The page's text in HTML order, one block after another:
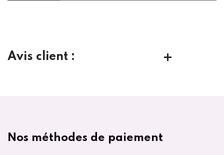
Avis client :
Nos méthodes de paiement